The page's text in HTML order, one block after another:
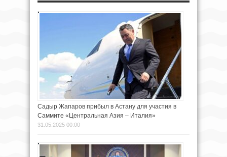
Садыр Жапаров прибыл в Астану для участия в
Саммите «Центральная Азия – Италия»
31.05.2025 00:00